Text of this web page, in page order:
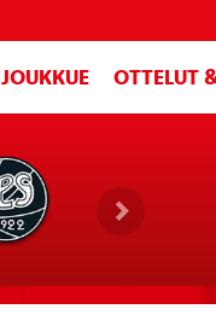
JOUKKUE OTTELUT